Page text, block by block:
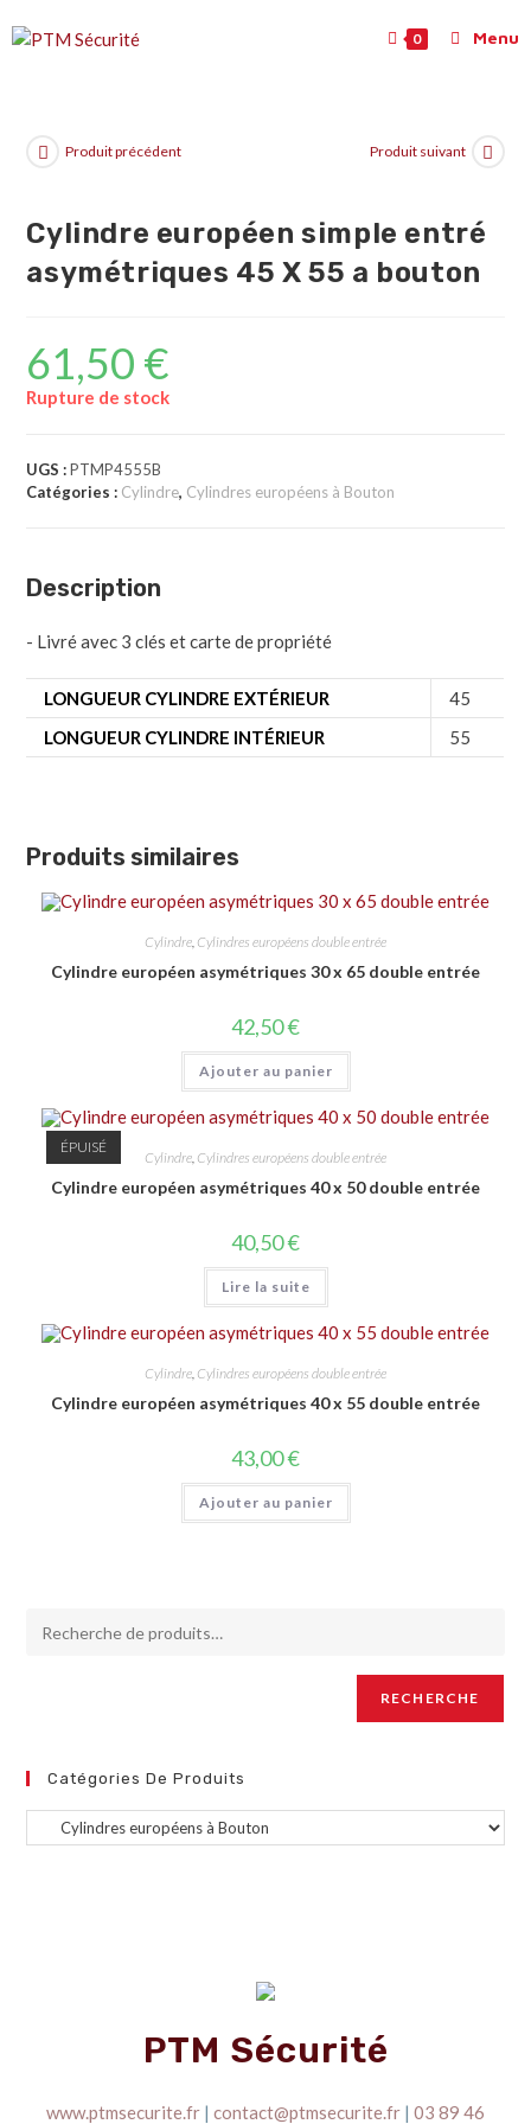
0 Menu
Produit précédent Produit suivant
Cylindre européen simple entré
asymétriques 45 X 55 a bouton
61,50 €
Rupture de stock
UGS :PTMP4555B
Catégories : Cylindre, Cylindres européens à Bouton
Description
- Livré avec 3 clés et carte de propriété
LONGUEUR CYLINDRE EXTÉRIEUR
45
LONGUEUR CYLINDRE INTÉRIEUR
55
Produits similaires
Cylindre, Cylindres européens double entrée
Cylindre européen asymétriques 30 x 65 double entrée
42,50€
Ajouter au panier
ÉPUISÉ
Cylindre, Cylindres européens double entrée
Cylindre européen asymétriques 40 x 50 double entrée
40,50€
Lire la suite
Cylindre Cylindres européens double entrée
Cylindre européen asymétriques 40 x 55 double entrée
43,00€
Ajouter au panier
RECHERCHE
Catégories De Produits
PTM Sécurité
www.ptmsecurite.fr | contact@ptmsecurite.fr | 03 89 46